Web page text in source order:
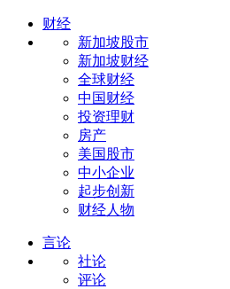
财经
新加坡股市
新加坡财经
全球财经
中国财经
投资理财
房产
美国股市
中小企业
起步创新
财经人物
言论
社论
评论